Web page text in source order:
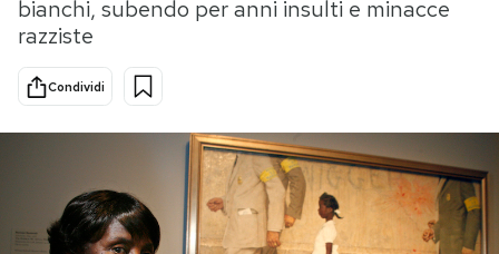
Economia
Sport
NEWSLETTER
bianchi, subendo per anni insulti e minacce
razziste
Condividi